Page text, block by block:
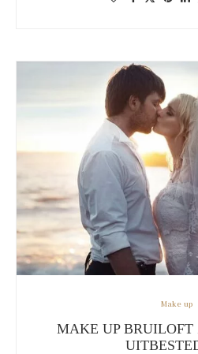
Make up
MAKE UP BRUILOFT